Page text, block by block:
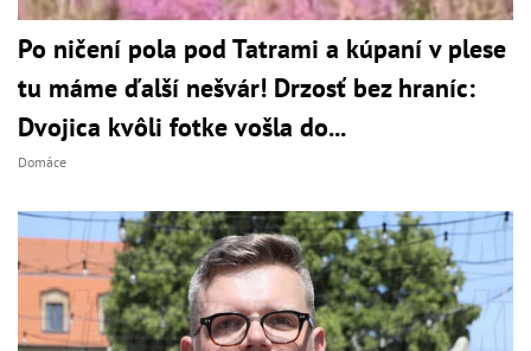
Po ničení pola pod Tatrami a kúpaní v plese
tu máme ďalší nešvár! Drzosť bez hraníc:
Dvojica kvôli fotke vošla do...
Domáce